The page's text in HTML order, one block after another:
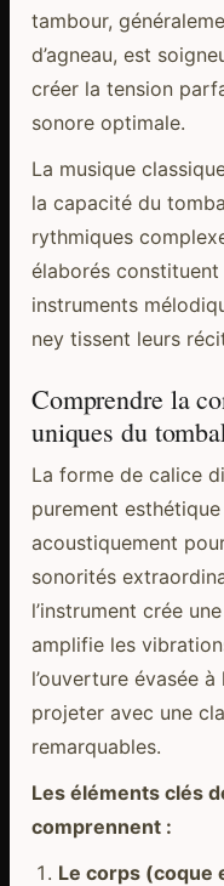
tambour,
d’agneau, est
créer la tension
sonore optimale.
La musique
la capacité du
rythmiques
élaborés
instruments
ney tissent leurs
Comprendre la
uniques du
La forme de calice
purement
acoustiquement
sonorités
l’instrument crée
amplifie les
l’ouverture évasée
projeter avec une
remarquables.
Les éléments clés
comprennent :
Le corps (coque